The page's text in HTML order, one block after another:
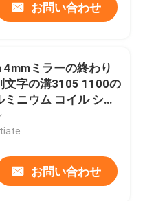
お問い合わせ
4mmミラーの終わり
文字の溝3105 1100の
ミニウム コイル シー
お問い合わせ